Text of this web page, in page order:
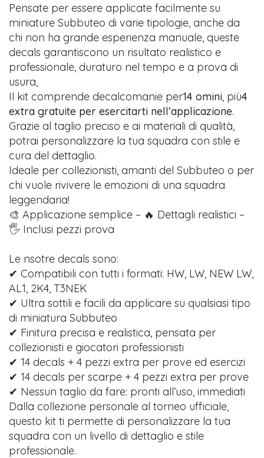
Pensate per essere applicate facilmente su
miniature Subbuteo di varie tipologie, anche da
chi non ha grande esperienza manuale, queste
decals garantiscono un risultato realistico e
professionale, duraturo nel tempo e a prova di
usura,
Il kit comprende decalcomanie per14 omini, più4
extra gratuite per esercitarti nell’applicazione.
Grazie al taglio preciso e ai materiali di qualità,
potrai personalizzare la tua squadra con stile e
cura del dettaglio.
Ideale per collezionisti, amanti del Subbuteo o per
chi vuole rivivere le emozioni di una squadra
leggendaria!
🎨 Applicazione semplice – 🔥 Dettagli realistici –
🖐️ Inclusi pezzi prova
Le nsotre decals sono:
✔ Compatibili con tutti i formati: HW, LW, NEW LW,
AL1, 2K4, T3NEK
✔ Ultra sottili e facili da applicare su qualsiasi tipo
di miniatura Subbuteo
✔ Finitura precisa e realistica, pensata per
collezionisti e giocatori professionisti
✔ 14 decals + 4 pezzi extra per prove ed esercizi
✔ 14 decals per scarpe + 4 pezzi extra per prove
✔ Nessun taglio da fare: pronti all’uso, immediati
Dalla collezione personale al torneo ufficiale,
questo kit ti permette di personalizzare la tua
squadra con un livello di dettaglio e stile
professionale.